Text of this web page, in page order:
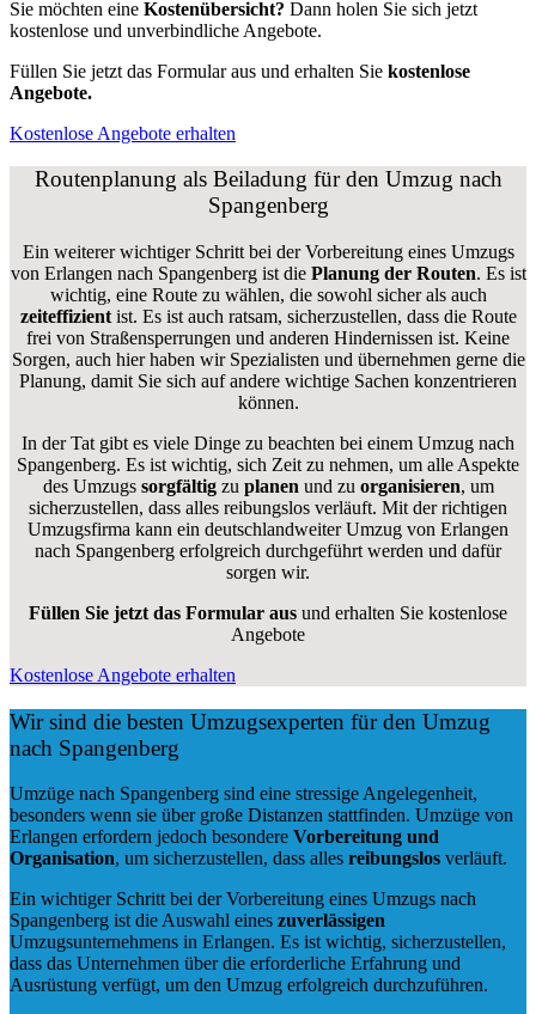
Sie möchten eine Kostenübersicht? Dann holen Sie sich jetzt
kostenlose und unverbindliche Angebote.
Füllen Sie jetzt das Formular aus und erhalten Sie kostenlose
Angebote.
Kostenlose Angebote erhalten
Routenplanung als Beiladung für den Umzug nach
Spangenberg
Ein weiterer wichtiger Schritt bei der Vorbereitung eines Umzugs
von Erlangen nach Spangenberg ist diePlanung der Routen. Es ist
wichtig, eine Route zu wählen, die sowohl sicher als auch
zeiteffizientist. Es ist auch ratsam, sicherzustellen, dass die Route
frei von Straßensperrungen und anderen Hindernissen ist. Keine
Sorgen, auch hier haben wir Spezialisten und übernehmen gerne die
Planung, damit Sie sich auf andere wichtige Sachen konzentrieren
können.
In der Tat gibt es viele Dinge zu beachten bei einem Umzug nach
Spangenberg. Es ist wichtig, sich Zeit zu nehmen, um alle Aspekte
des Umzugs sorgfältigzu planen und zu organisieren, um
sicherzustellen, dass alles reibungslos verläuft. Mit der richtigen
Umzugsfirma kann ein deutschlandweiter Umzug von Erlangen
nach Spangenberg erfolgreich durchgeführt werden und dafür
sorgen wir.
Füllen Sie jetzt das Formular aus und erhalten Sie kostenlose
Angebote
Kostenlose Angebote erhalten
Wir sind die besten Umzugsexperten für den Umzug
nach Spangenberg
Umzüge nach Spangenberg sind eine stressige Angelegenheit,
besonders wenn sie über große Distanzen stattfinden. Umzüge von
Erlangen erfordern jedoch besondere Vorbereitung und
Organisation, um sicherzustellen, dass alles reibungslos verläuft.
Ein wichtiger Schritt bei der Vorbereitung eines Umzugs nach
Spangenberg ist die Auswahl eines zuverlässigen
Umzugsunternehmens in Erlangen. Es ist wichtig, sicherzustellen,
dass das Unternehmen über die erforderliche Erfahrung und
Ausrüstung verfügt, um den Umzug erfolgreich durchzuführen.